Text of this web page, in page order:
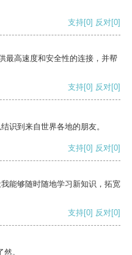
支持[0] 反对[0]
最高速度和安全性的连接，并帮
支持[0] 反对[0]
识到来自世界各地的朋友。
支持[0] 反对[0]
能够随时随地学习新知识，拓宽
支持[0] 反对[0]
。